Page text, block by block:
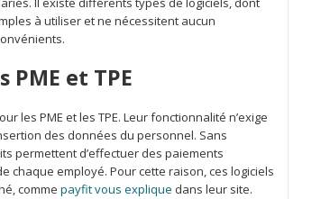
à utiliser et ne nécessitent aucun
et TPE
les PME et les TPE. Leur fonctionnalité n’exige
des données du personnel. Sans
permettent d’effectuer des paiements
chaque employé. Pour cette raison, ces logiciels
comme payfit vous explique dans leur site.